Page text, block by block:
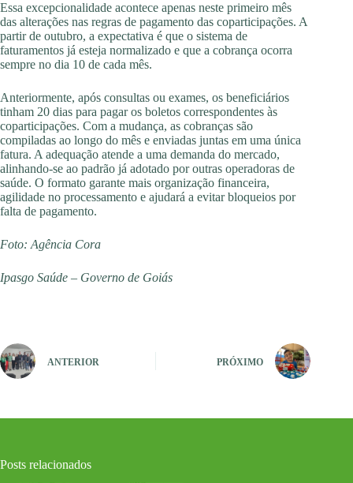
Essa excepcionalidade acontece apenas neste primeiro mês
das alterações nas regras de pagamento das coparticipações. A
partir de outubro, a expectativa é que o sistema de
faturamentos já esteja normalizado e que a cobrança ocorra
sempre no dia 10 de cada mês.
Anteriormente, após consultas ou exames, os beneficiários
tinham 20 dias para pagar os boletos correspondentes às
coparticipações. Com a mudança, as cobranças são
compiladas ao longo do mês e enviadas juntas em uma única
fatura. A adequação atende a uma demanda do mercado,
alinhando-se ao padrão já adotado por outras operadoras de
saúde. O formato garante mais organização financeira,
agilidade no processamento e ajudará a evitar bloqueios por
falta de pagamento.
Foto: Agência Cora
Ipasgo Saúde – Governo de Goiás
ANTERIOR PRÓXIMO
Posts relacionados